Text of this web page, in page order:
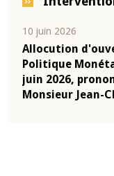
10 juin 2026
Allocution
Politique
juin 2026,
Monsieur Jean-